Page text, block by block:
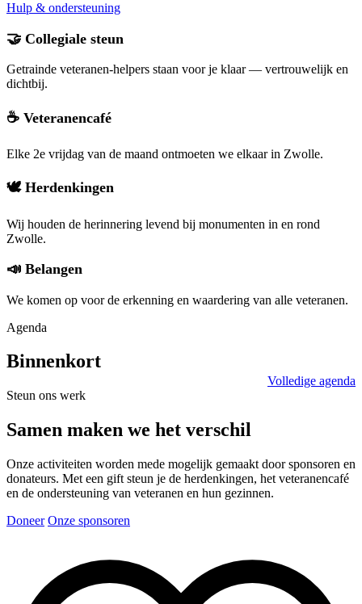
Hulp & ondersteuning
🤝 Collegiale steun
Getrainde veteranen-helpers staan voor je klaar — vertrouwelijk en
dichtbij.
☕ Veteranencafé
Elke 2e vrijdag van de maand ontmoeten we elkaar in Zwolle.
🕊️ Herdenkingen
Wij houden de herinnering levend bij monumenten in en rond
Zwolle.
📣 Belangen
We komen op voor de erkenning en waardering van alle veteranen.
Agenda
Binnenkort
Volledige agenda
Steun ons werk
Samen maken we het verschil
Onze activiteiten worden mede mogelijk gemaakt door sponsoren en
donateurs. Met een gift steun je de herdenkingen, het veteranencafé
en de ondersteuning van veteranen en hun gezinnen.
Doneer Onze sponsoren